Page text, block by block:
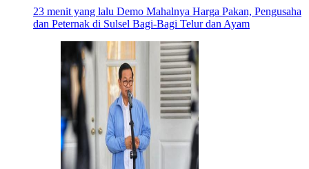
23 menit yang lalu Demo Mahalnya Harga Pakan, Pengusaha
dan Peternak di Sulsel Bagi-Bagi Telur dan Ayam